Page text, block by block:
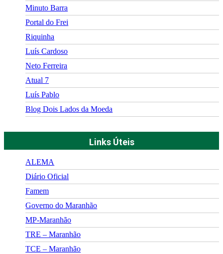
Minuto Barra
Portal do Frei
Riquinha
Luís Cardoso
Neto Ferreira
Atual 7
Luís Pablo
Blog Dois Lados da Moeda
Links Úteis
ALEMA
Diário Oficial
Famem
Governo do Maranhão
MP-Maranhão
TRE – Maranhão
TCE – Maranhão